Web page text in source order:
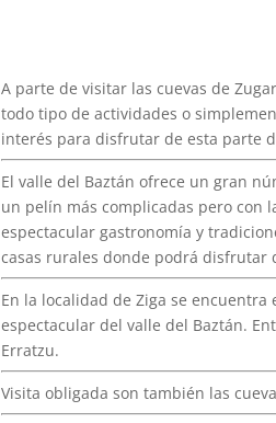
A parte de visitar las cuevas de
todo tipo de actividades o
interés para disfrutar de esta parte
El valle del Baztán ofrece un gran
un pelín más complicadas pero con
espectacular gastronomía y
casas rurales donde podrá disfrutar
En la localidad de Ziga se
espectacular del valle del Baztán.
Erratzu.
Visita obligada son también las